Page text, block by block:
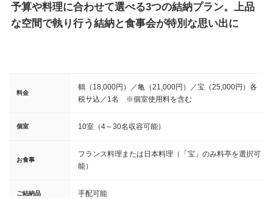
予算や料理に合わせて選べる3つの結納プラン。上品
な空間で執り行う結納と食事会が特別な思い出に
料金
鶴（18,000円）／亀（21,000円）／宝（25,000円）各
税サ込／1名 ※個室使用料を含む
個室 10室（4～30名収容可能）
お食事
フランス料理または日本料理（「宝」のみ料亭を選択可
能）
ご結納品 手配可能